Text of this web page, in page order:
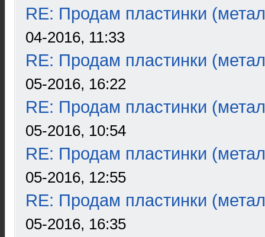
RE: Продам пластинки
04-2016, 11:33
RE: Продам пластинки
05-2016, 16:22
RE: Продам пластинки
05-2016, 10:54
RE: Продам пластинки
05-2016, 12:55
RE: Продам пластинки
05-2016, 16:35